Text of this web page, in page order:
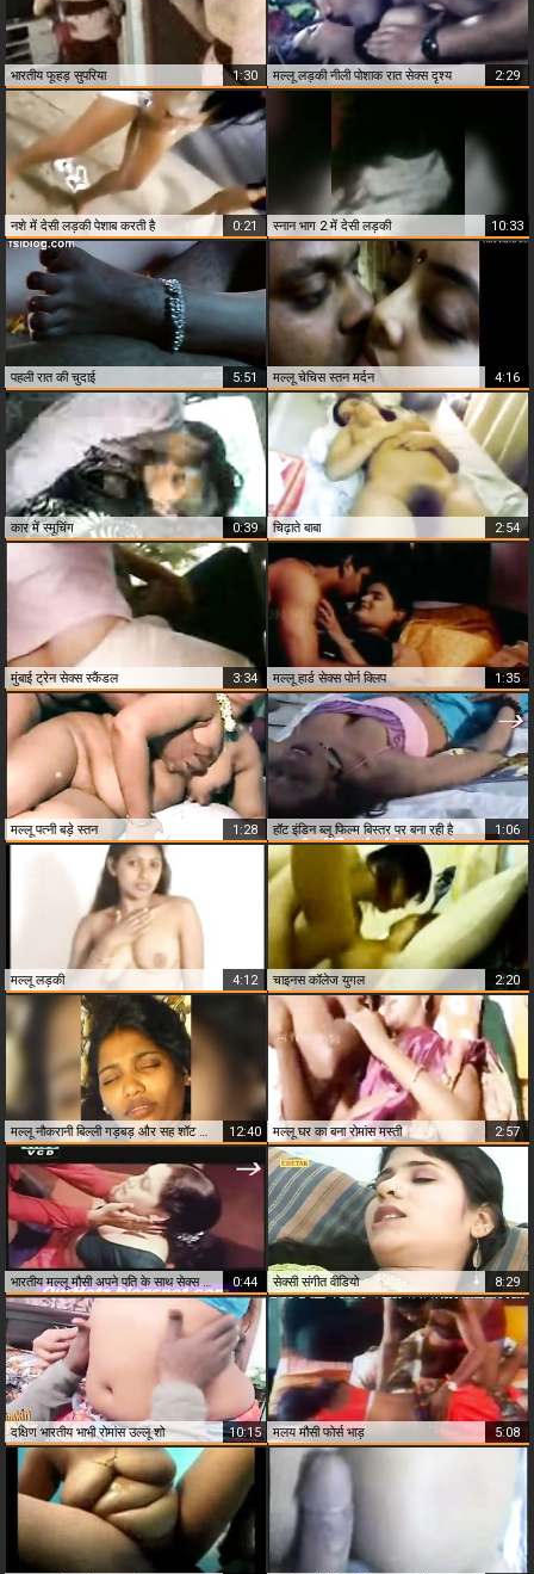
भारतीय फूहड़ सुपरिया 1:30 मल्लू लड़की नीली पोशाक रात सेक्स दृश्य 2:29
नशे में देसी लड़की पेशाब करती है 0:21 स्नान भाग 2 में देसी लड़की 10:33
पहली रात की चुदाई 5:51 मल्लू चेचिस स्तन मर्दन 4:16
कार में स्मूचिंग 0:39 चिढ़ाते बाबा 2:54
मुंबाई ट्रेन सेक्स स्कैंडल 3:34 मल्लू हार्ड सेक्स पोर्न क्लिप 1:35
मल्लू पत्नी बड़े स्तन 1:28 हॉट इंडिन ब्लू फिल्म बिस्तर पर बना रही है 1:06
मल्लू लड़की 4:12 चाइनस कॉलेज युगल 2:20
12:40 मल्लू घर का बना रोमांस मस्ती 2:57
भारतीय मल्लू मौसी अपने पति के साथ सेक्स करती है 0:44 सेक्सी संगीत वीडियो 8:29
दक्षिण भारतीय भाभी रोमांस उल्लू शो 10:15 मलय मौसी फोर्स भाड़ 5:08